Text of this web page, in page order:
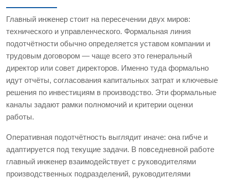
Главный инженер стоит на пересечении двух миров:
технического и управленческого. Формальная линия
подотчётности обычно определяется уставом компании и
трудовым договором — чаще всего это генеральный
директор или совет директоров. Именно туда формально
идут отчёты, согласования капитальных затрат и ключевые
решения по инвестициям в производство. Эти формальные
каналы задают рамки полномочий и критерии оценки
работы.
Оперативная подотчётность выглядит иначе: она гибче и
адаптируется под текущие задачи. В повседневной работе
главный инженер взаимодействует с руководителями
производственных подразделений, руководителями